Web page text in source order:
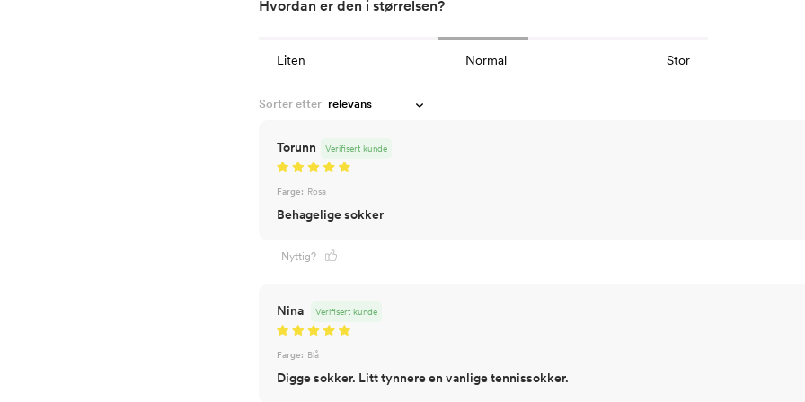
Hvordan er den i størrelsen?
Liten Normal Stor
Sorter etter
Torunn Verifisert kunde
Farge: Rosa
Behagelige sokker
Nyttig?
Nina Verifisert kunde
Farge: Blå
Digge sokker. Litt tynnere en vanlige tennissokker.